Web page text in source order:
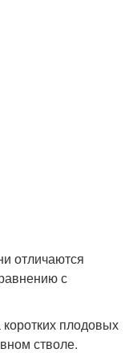
отличаются
с
плодовых
стволе.